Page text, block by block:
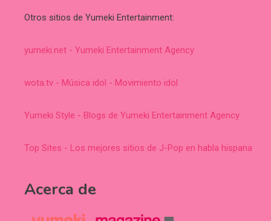
Otros sitios de Yumeki Entertainment:
yumeki.net - Yumeki Entertainment Agency
wota.tv - Música idol - Movimiento idol
Yumeki Style - Blogs de Yumeki Entertainment Agency
Top Sites - Los mejores sitios de J-Pop en habla hispana
Acerca de